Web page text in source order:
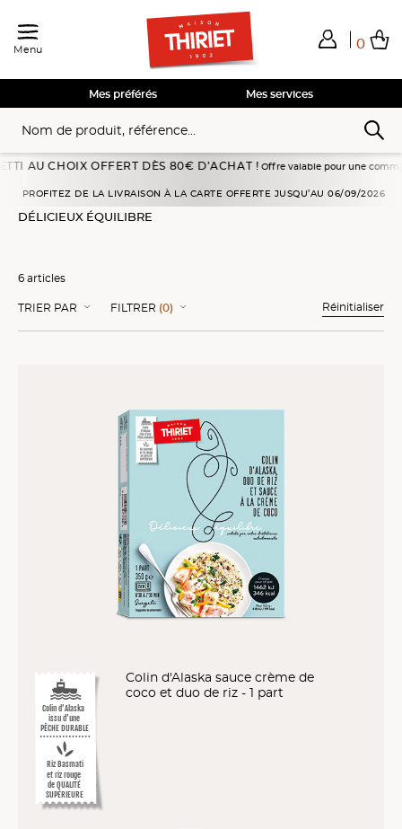
Menu 0
Total de mes achats
Voir mon panier
Voir mon panier
Voir mon panier
Voir mon panier
Mes services
Mes préférés
CHOIX OFFERT DÈS 80€ D’ACHAT !Offre valable pour une commande
PROFITEZ DE LA LIVRAISON À LA CARTE OFFERTE JUSQU’AU 06/09/2026
DÉLICIEUX ÉQUILIBRE
6 articles
TRIER PAR FILTRER (0) Réinitialiser
Colin d’Alaska
issu d’une
PÊCHE DURABLE
Riz Basmati
et riz rouge
de QUALITÉ
SUPÉRIEURE
Colin d'Alaska sauce crème de
coco et duo de riz - 1 part